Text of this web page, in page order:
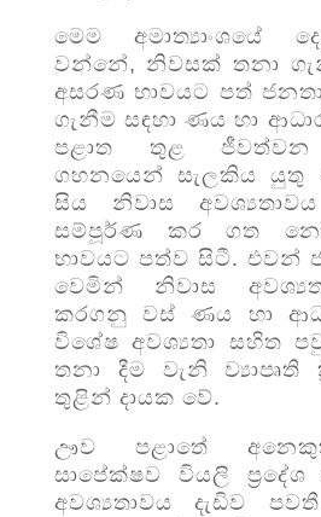
මෙම අමාත්‍යාංශයේ
වන්නේ, නිවසක් තනා
අසරණ භාවයට පත්
ගැනීම සඳහා ණය හා
පළාත තුළ
ගහනයෙන් සැලකිය යුතු
සිය නිවාස
සම්පූර්ණ කර ගත
භාවයට පත්ව සිටී. එවන්
වෙමින් නිවාස
කරගනු වස් ණය හා
විශේෂ අවශ්‍යතා සහිත
තනා දීම වැනි ව්‍යාපෘති
තුළින් දායක වේ.
ඌව පළාතේ
සාපේක්ෂව වියලි
අවශ්‍යතාවය දැඩිව